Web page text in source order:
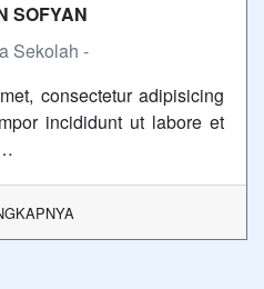
SOFYAN
Sekolah -
consectetur adipisicing
incididunt ut labore et